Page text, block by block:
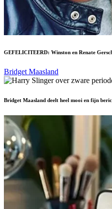
GEFELICITEERD: Winston en Renate
Bridget Maasland
Bridget Maasland deelt heel mooi en fijn